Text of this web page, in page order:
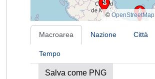
© OpenStreetMap
Macroarea Nazione Città
Tempo
Salva come PNG